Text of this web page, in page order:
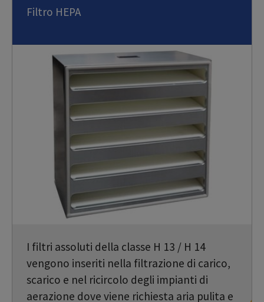
Filtro HEPA
I filtri assoluti della classe H 13 / H 14
vengono inseriti nella filtrazione di carico,
scarico e nel ricircolo degli impianti di
aerazione dove viene richiesta aria pulita e